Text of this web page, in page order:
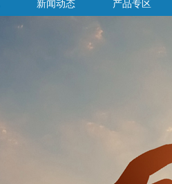
新闻动态 产品专区